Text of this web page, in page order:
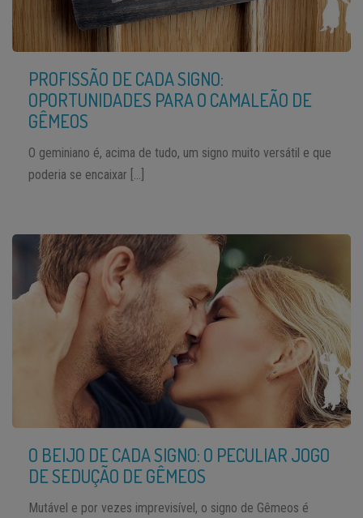
PROFISSÃO DE CADA SIGNO:
OPORTUNIDADES PARA O CAMALEÃO DE
GÊMEOS
O geminiano é, acima de tudo, um signo muito versátil e que
poderia se encaixar […]
O BEIJO DE CADA SIGNO: O PECULIAR JOGO
DE SEDUÇÃO DE GÊMEOS
Mutável e por vezes imprevisível, o signo de Gêmeos é